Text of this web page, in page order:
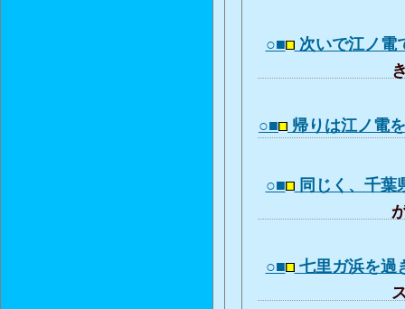
○■ 次いで江ノ
○■ 帰りは江ノ電
○■ 同じく、千
○■ 七里ガ浜を